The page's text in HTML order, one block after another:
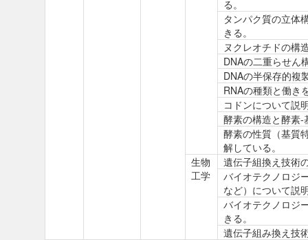
る。
タンパク質の立体
きる。
ヌクレオチドの構
DNAの二重らせん
DNAの半保存的複
RNAの種類と働き
コドンについて説
酵素の構造と酵素-
酵素の性質（基質
解している。
生物
工学
遺伝子組換え技術
バイオテクノロジ
など）について説
バイオテクノロジ
きる。
遺伝子組み換え技